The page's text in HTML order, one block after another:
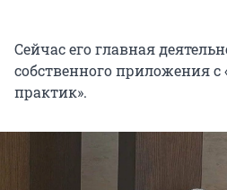
Сейчас его главная
собственного приложения с
практик».